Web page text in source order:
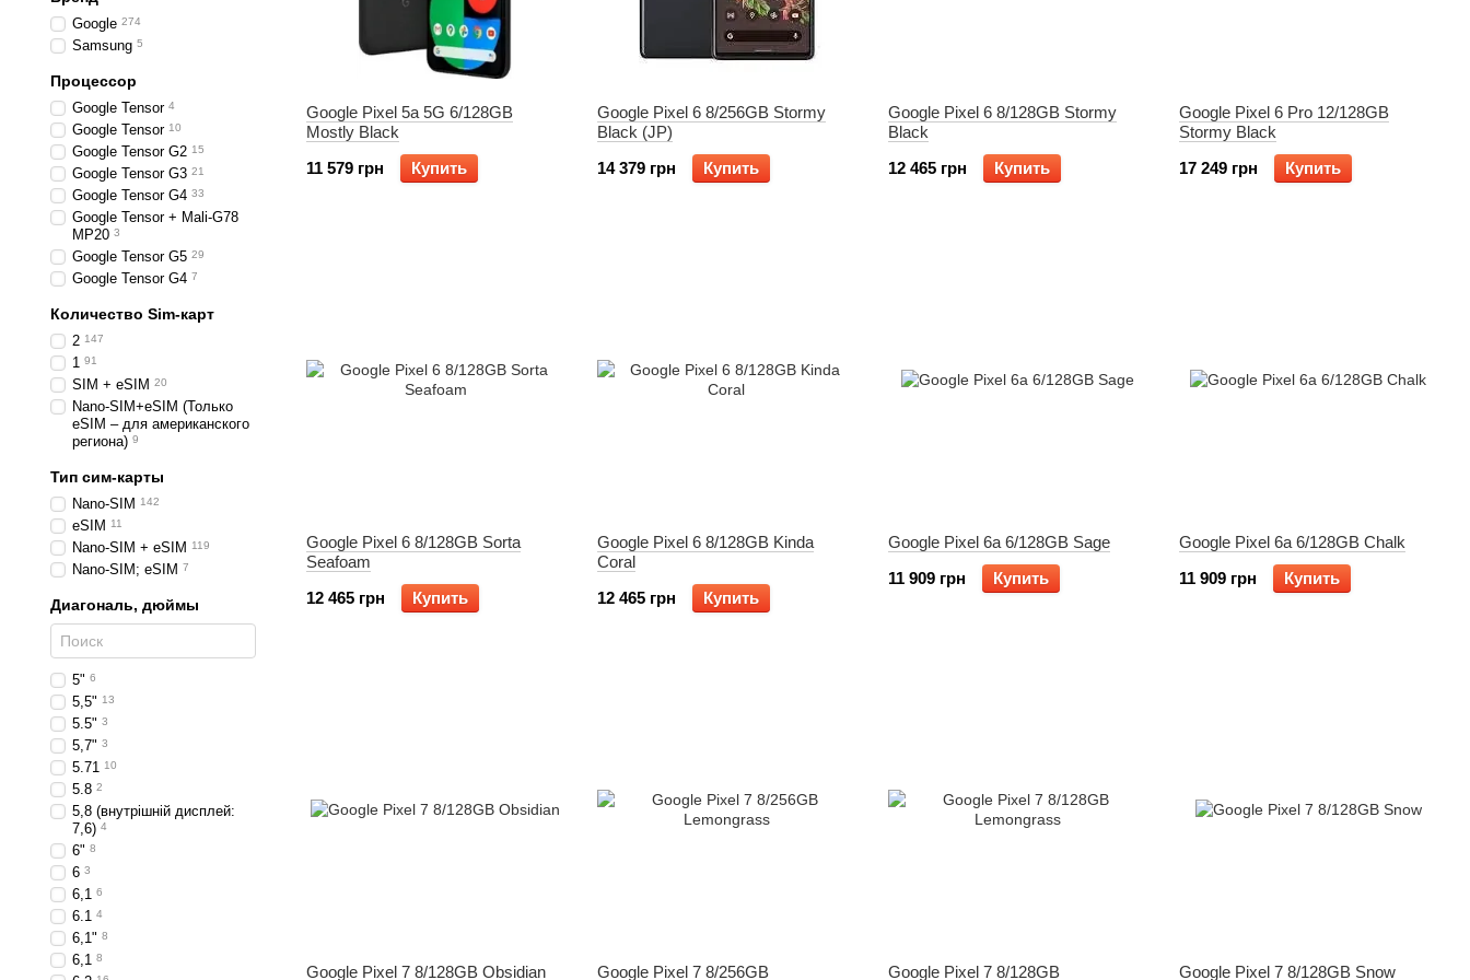
Google Pixel 5a 5G 6/128GB
Mostly Black
11 579 грн
Купить
Google Pixel 6 8/256GB Stormy
Black (JP)
14 379 грн
Купить
Google Pixel 6 8/128GB Stormy
Black
12 465 грн
Купить
Google Pixel 6 Pro 12/128GB
Stormy Black
17 249 грн
Купить
Google Pixel 6 8/128GB Sorta
Seafoam
12 465 грн
Купить
Google Pixel 6 8/128GB Kinda
Coral
12 465 грн
Купить
Google Pixel 6a 6/128GB Sage
11 909 грн
Купить
Google Pixel 6a 6/128GB Chalk
11 909 грн
Купить
Google Pixel 7 8/128GB Obsidian Google Pixel 7 8/256GB Google Pixel 7 8/128GB Google Pixel 7 8/128GB Snow
Google 274
Samsung 5
Процессор
Google Tensor 4
Google Tensor 10
Google Tensor G2 15
Google Tensor G3 21
Google Tensor G4 33
Google Tensor + Mali-G78
MP20 3
Google Tensor G5 29
Google Tensor G4 7
Количество Sim-карт
2 147
1 91
SIM + eSIM 20
Nano-SIM+eSIM (Только
eSIM – для американского
региона) 9
Тип сим-карты
Nano-SIM 142
eSIM 11
Nano-SIM + eSIM 119
Nano-SIM; eSIM 7
Диагональ, дюймы
5" 6
5,5" 13
5.5" 3
5,7" 3
5.71 10
5.8 2
5,8 (внутрішній дисплей:
7,6) 4
6" 8
6 3
6,1 6
6.1 4
6,1" 8
6,1 8